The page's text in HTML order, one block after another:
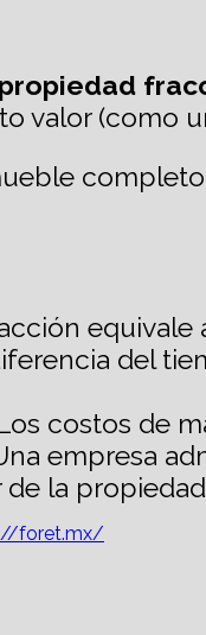
propiedad
valor (como
equivale
del
costos de
empresa
la
foret.mx/